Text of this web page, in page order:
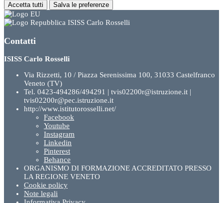
Accetta tutti Salva le preferenze
ISISS Carlo Rosselli
Contatti
ISISS Carlo Rosselli
Via Rizzetti, 10 / Piazza Serenissima 100, 31033 Castelfranco
Veneto (TV)
Tel. 0423-494286/494291 | tvis02200r@istruzione.it |
tvis02200r@pec.istruzione.it
http://www.istitutorosselli.net/
Facebook
Youtube
Instagram
Linkedin
Pinterest
Behance
ORGANISMO DI FORMAZIONE ACCREDITATO PRESSO
LA REGIONE VENETO
Cookie policy
Note legali